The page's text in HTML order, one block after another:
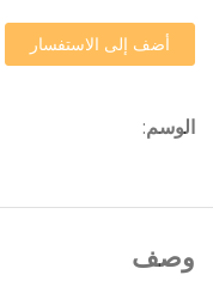
أضف إلى الاستفسار
الوسم:
وصف